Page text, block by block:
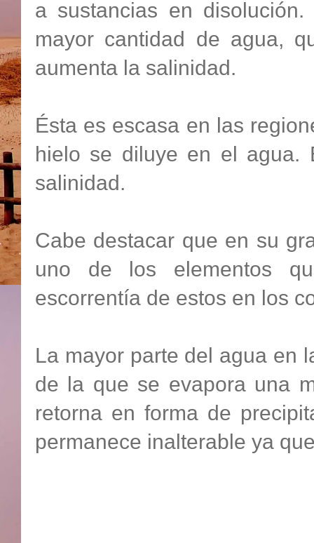
a sustancias en
mayor cantidad de agua,
aumenta la salinidad.
Ésta es escasa en las
hielo se diluye en el agua.
salinidad.
Cabe destacar que en su
uno de los elementos
escorrentía de estos en los
La mayor parte del agua en
de la que se evapora una
retorna en forma de
permanece inalterable ya